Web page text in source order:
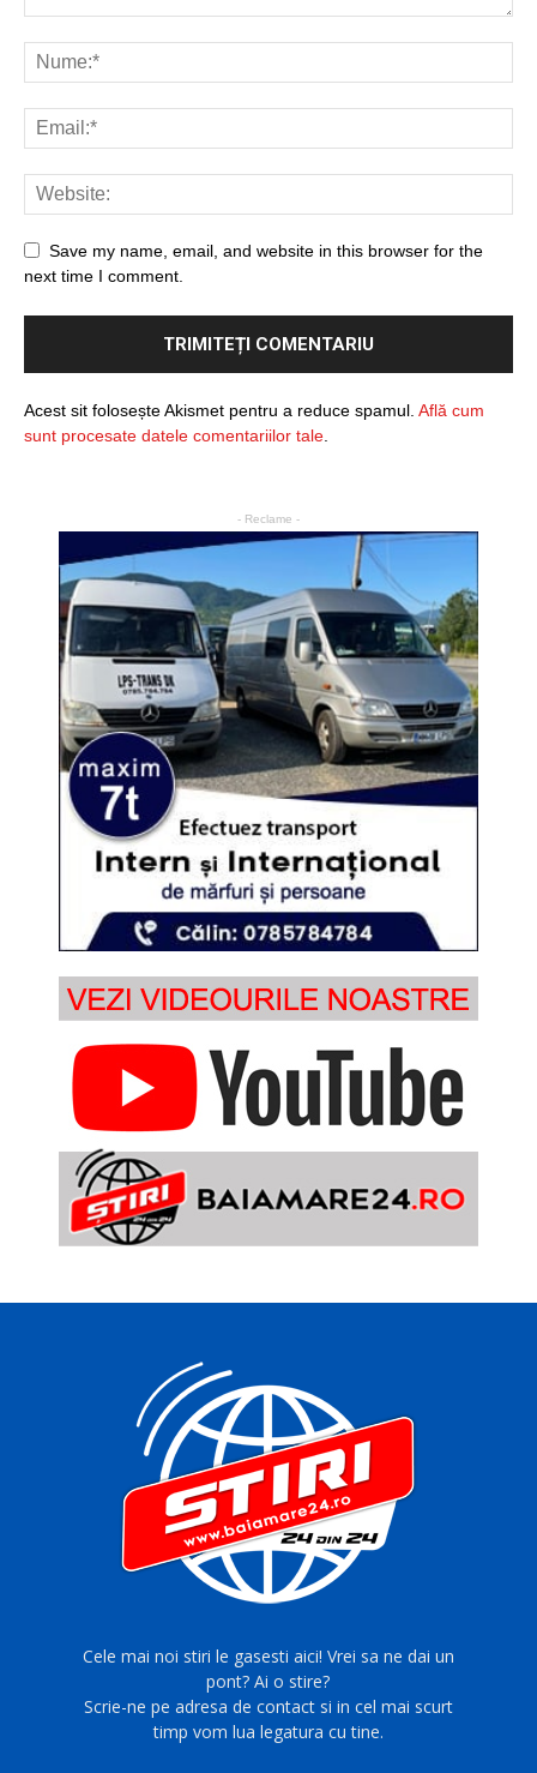
Save my name, email, and website in this browser for the
next time I comment.
Acest sit folosește Akismet pentru a reduce spamul. Află cum
sunt procesate datele comentariilor tale
- Reclame -
Cele mai noi stiri le gasesti aici! Vrei sa ne dai un
pont? Ai o stire?
Scrie-ne pe adresa de contact si in cel mai scurt
timp vom lua legatura cu tine.